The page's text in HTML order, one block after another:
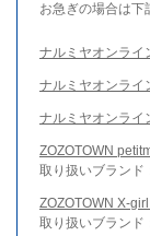
お急ぎの場合は下
ナルミヤオンライ
ナルミヤオンライ
ナルミヤオンライ
ZOZOTOWN
取り扱いブランド
ZOZOTOWN X-
取り扱いブランド